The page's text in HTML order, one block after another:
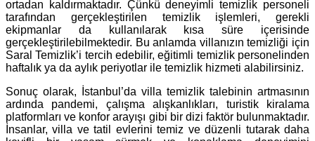
ortadan kaldırmaktadır. Çünkü deneyimli temizlik personeli
tarafından gerçekleştirilen temizlik işlemleri, gerekli
ekipmanlar da kullanılarak kısa süre içerisinde
gerçekleştirilebilmektedir. Bu anlamda villanızın temizliği için
Saral Temizlik’i tercih edebilir, eğitimli temizlik personelinden
haftalık ya da aylık periyotlar ile temizlik hizmeti alabilirsiniz.
Sonuç olarak, İstanbul’da villa temizlik talebinin artmasının
ardında pandemi, çalışma alışkanlıkları, turistik kiralama
platformları ve konfor arayışı gibi bir dizi faktör bulunmaktadır.
İnsanlar, villa ve tatil evlerini temiz ve düzenli tutarak daha